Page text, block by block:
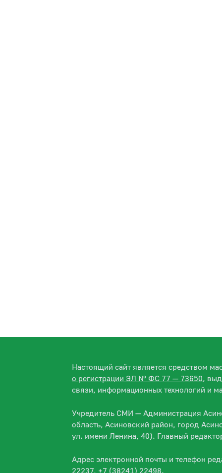
Настоящий сайт является средством
о регистрации ЭЛ № ФС 77 — 73650,
связи, информационных технологий и
Учредитель СМИ — Администрация
область, Асиновский район, город
ул. имени Ленина, 40). Главный
Адрес электронной почты и телефон
22237, +7 (38241) 22498.